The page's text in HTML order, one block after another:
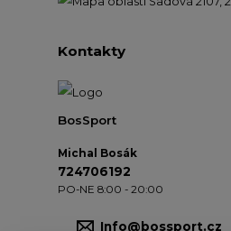
Kontakty
BosSport
Michal Bosák
724706192
PO-NE 8:00 - 20:00
Info@bossport.cz